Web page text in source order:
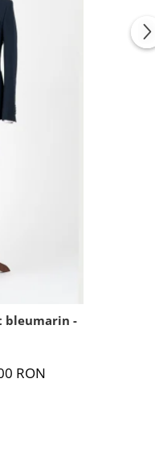
bleumarin -
RON